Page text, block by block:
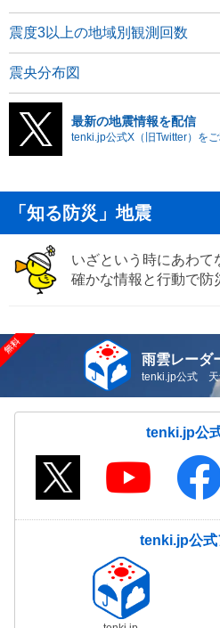
震度3以上の地域別観測回数
震央分布図
最新の地震情報を配信
tenki.jp公式X（旧Twitter）をご
「知る防災」地震
いざという時にあわて
確かな情報と行動で防
雨雲レーダ
tenki.jp公式 天
tenki.jp公
tenki.jp公式